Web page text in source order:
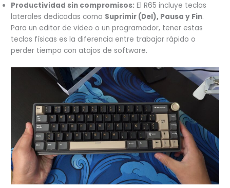
Productividad sin compromisos: El R65 incluye teclas
laterales dedicadas como Suprimir (Del), Pausa y Fin.
Para un editor de video o un programador, tener estas
teclas físicas es la diferencia entre trabajar rápido o
perder tiempo con atajos de software.